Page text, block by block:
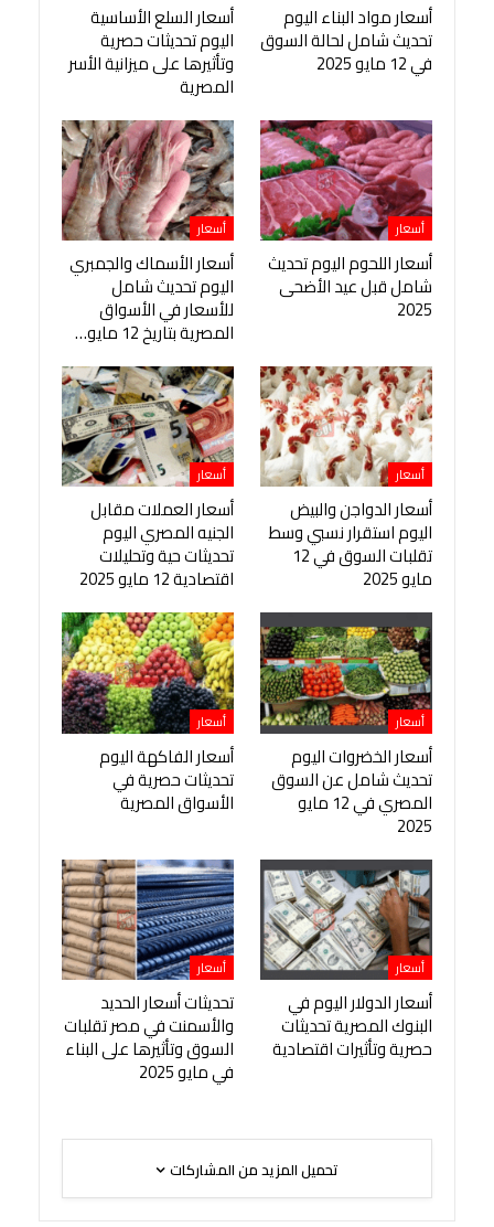
أسعار مواد البناء اليوم
تحديث شامل لحالة السوق
في 12 مايو 2025
أسعار السلع الأساسية
اليوم تحديثات حصرية
وتأثيرها على ميزانية الأسر
المصرية
أسعار
أسعار اللحوم اليوم تحديث
شامل قبل عيد الأضحى
2025
أسعار
أسعار الأسماك والجمبري
اليوم تحديث شامل
للأسعار في الأسواق
المصرية بتاريخ 12 مايو…
أسعار
أسعار الدواجن والبيض
اليوم استقرار نسبي وسط
تقلبات السوق في 12
مايو 2025
أسعار
أسعار العملات مقابل
الجنيه المصري اليوم
تحديثات حية وتحليلات
اقتصادية 12 مايو 2025
أسعار
أسعار الخضروات اليوم
تحديث شامل عن السوق
المصري في 12 مايو
2025
أسعار
أسعار الفاكهة اليوم
تحديثات حصرية في
الأسواق المصرية
أسعار
أسعار الدولار اليوم في
البنوك المصرية تحديثات
حصرية وتأثيرات اقتصادية
أسعار
تحديثات أسعار الحديد
والأسمنت في مصر تقلبات
السوق وتأثيرها على البناء
في مايو 2025
تحميل المزيد من المشاركات